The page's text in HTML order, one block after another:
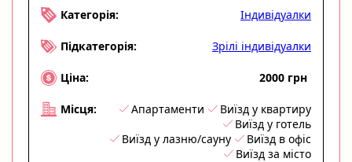
Категорія: Індивідуалки
Підкатегорія: Зрілі індивідуалки
Ціна: 2000 грн
Місця: Апартаменти
Виїзд у квартиру
Виїзд у готель
Виїзд у лазню/сауну
Виїзд в офіс
Виїзд за місто